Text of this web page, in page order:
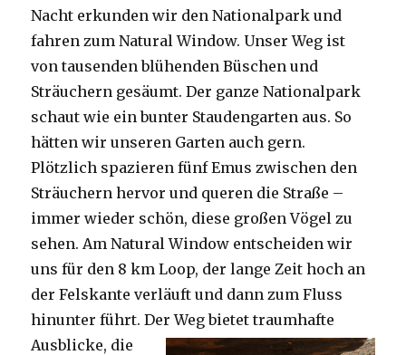
Nacht erkunden wir den Nationalpark und
fahren zum Natural Window. Unser Weg ist
von tausenden blühenden Büschen und
Sträuchern gesäumt. Der ganze Nationalpark
schaut wie ein bunter Staudengarten aus. So
hätten wir unseren Garten auch gern.
Plötzlich spazieren fünf Emus zwischen den
Sträuchern hervor und queren die Straße –
immer wieder schön, diese großen Vögel zu
sehen. Am Natural Window entscheiden wir
uns für den 8 km Loop, der lange Zeit hoch an
der Felskante verläuft und dann zum Fluss
hinunter führt. Der Weg bietet traumhafte
Ausblicke, die